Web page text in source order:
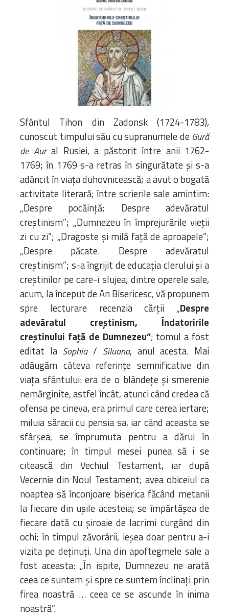
RISORSE
Apostolia Italia
Comunicati stampa
Gli Statuti e le leggi
Lettere pastorali
Biblioteca
Risorse multimediali
Opinioni Ortodosse
Dalla vita
della”famiglia” della
diocesi
CSDE
La Parola del Vescovo
Lectura Lunii
Prezentarea
Parohiilor
CONTATTI
Sfântul Tihon din Zadonsk (1724-1783),
cunoscut timpului său cu supranumele de Gură
de Aural Rusiei, a păstorit între anii 1762-
1769; în 1769 s-a retras în singurătate și s-a
adâncit în viața duhovnicească; a avut o bogată
activitate literară; între scrierile sale amintim:
„Despre pocăință; Despre adevăratul
creștinism”; „Dumnezeu în împrejurările vieții
zi cu zi”; „Dragoste și milă față de aproapele”;
„Despre păcate. Despre adevăratul
creștinism”; s-a îngrijit de educația clerului și a
creștinilor pe care-i slujea; dintre operele sale,
acum, la început de An Bisericesc, vă propunem
spre lecturare recenzia cărții „Despre
adevăratul creștinism, Îndatoririle
creștinului față de Dumnezeu”; tomul a fost
editat la Sophia/ Siluana, anul acesta. Mai
adăugăm câteva referințe semnificative din
viața sfântului: era de o blândețe și smerenie
nemărginite, astfel încât, atunci când credea că
ofensa pe cineva, era primul care cerea iertare;
miluia săracii cu pensia sa, iar când aceasta se
sfârșea, se împrumuta pentru a dărui în
continuare; în timpul mesei punea să i se
citească din Vechiul Testament, iar după
Vecernie din Noul Testament; avea obiceiul ca
noaptea să înconjoare biserica făcând metanii
la fiecare din ușile acesteia; se împărtășea de
fiecare dată cu șiroaie de lacrimi curgând din
ochi; în timpul zăvorârii, ieșea doar pentru a-i
vizita pe deținuți. Una din apoftegmele sale a
fost aceasta: „În ispite, Dumnezeu ne arată
ceea ce suntem și spre ce suntem înclinați prin
firea noastră … ceea ce se ascunde în inima
noastră”.